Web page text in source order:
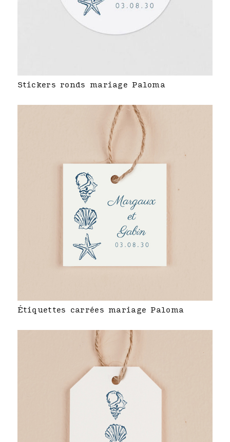
Stickers ronds mariage Paloma
Étiquettes carrées mariage Paloma